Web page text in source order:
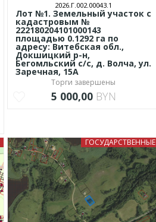
2026.Г.002.00043.1
Лот №1. Земельный участок с
кадастровым №
222180204101000143
площадью 0.1292 га по
адресу: Витебская обл.,
Докшицкий р-н,
Бегомльский с/с, д. Волча, ул.
Заречная, 15А
Торги завершены
5 000,00 BYN
ГОСУДАРСТВЕННЫЕ